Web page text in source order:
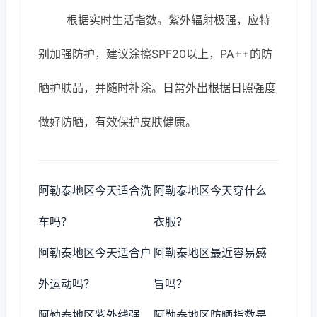
根据实时生活指数。紫外辐射极强，应特
别加强防护，建议涂擦SPF20以上，PA++的防
晒护肤品，并随时补涂。日常外出根据日照强度
做好防晒，有效保护皮肤健康。
阿勒泰地区今天适合洗
车吗？
阿勒泰地区今天穿什么
衣服？
阿勒泰地区今天适合户
外运动吗？
阿勒泰地区最近容易感
冒吗？